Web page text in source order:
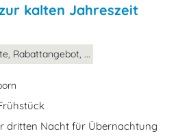
kalten Jahreszeit
Rabattangebot, ...
dritten Nacht für Übernachtung